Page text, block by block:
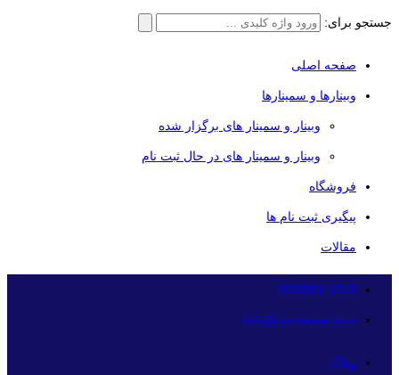
جستجو برای:
صفحه اصلی
وبینارها و سمینارها
وبینار و سمینار های برگزار شده
وبینار و سمینار های در حال ثبت نام
فروشگاه
پیگیری ثبت نام ها
مقالات
09358341515
info@namaava.com
وبلاگ